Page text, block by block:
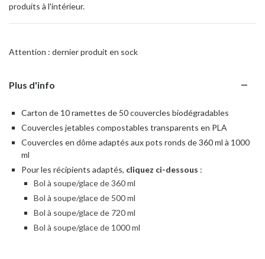
produits à l'intérieur.
Attention : dernier produit en sock
Plus d'info
Carton de 10 ramettes de 50 couvercles biodégradables
Couvercles jetables compostables transparents en PLA
Couvercles en dôme adaptés aux pots ronds de 360 ml à 1000
ml
Pour les récipients adaptés, cliquez ci-dessous :
Bol à soupe/glace de 360 ml
Bol à soupe/glace de 500 ml
Bol à soupe/glace de 720 ml
Bol à soupe/glace de 1000 ml